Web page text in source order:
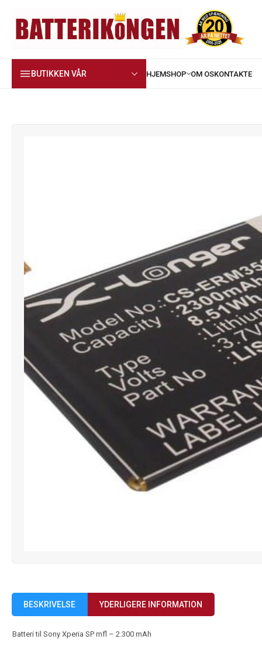
BUTIKKEN VÅR
BESKRIVELSE YDERLIGERE INFORMATION
Batteri til Sony Xperia SP mfl – 2.300 mAh